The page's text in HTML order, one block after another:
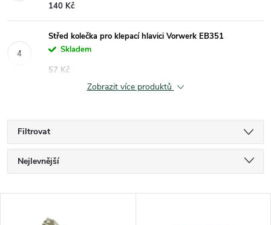
140 Kč
Střed kolečka pro klepací hlavici Vorwerk EB351
Skladem
57 Kč
Zobrazit více produktů
Filtrovat
Ř
a
Nejlevnější